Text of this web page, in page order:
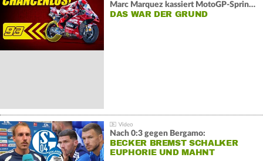
Marc Marquez kassiert MotoGP-Sprint-Schlappe:
DAS WAR DER GRUND
Nach 0:3 gegen Bergamo:
BECKER BREMST SCHALKER
EUPHORIE UND MAHNT